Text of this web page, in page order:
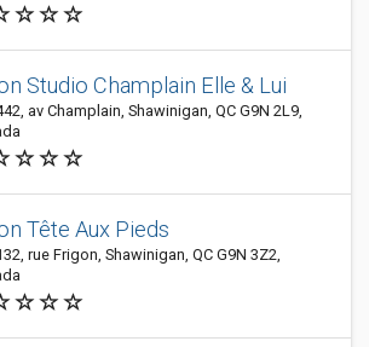
Studio Champlain Elle & Lui
av Champlain, Shawinigan, QC G9N 2L9,
Tête Aux Pieds
rue Frigon, Shawinigan, QC G9N 3Z2,